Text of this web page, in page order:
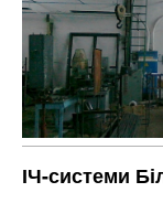
ІЧ-системи